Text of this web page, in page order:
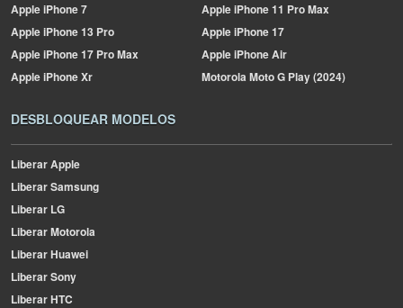
AppleiPhone 7 AppleiPhone 11 Pro Max
AppleiPhone 13 Pro AppleiPhone 17
AppleiPhone 17 Pro Max AppleiPhone Air
AppleiPhone Xr MotorolaMoto G Play (2024)
DESBLOQUEAR MODELOS
Liberar Apple
Liberar Samsung
Liberar LG
Liberar Motorola
Liberar Huawei
Liberar Sony
Liberar HTC